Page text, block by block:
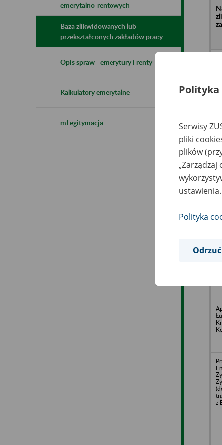
emerytalno-rentowych
Baza zlikwidowanych lub
przekształconych zakładów pracy
Opis spraw - emerytury i renty
Kalkulatory emerytalne
mLegitymacja
A
z
Polityka
Serwisy
pliki
plików
„Zarządzaj
Polityka